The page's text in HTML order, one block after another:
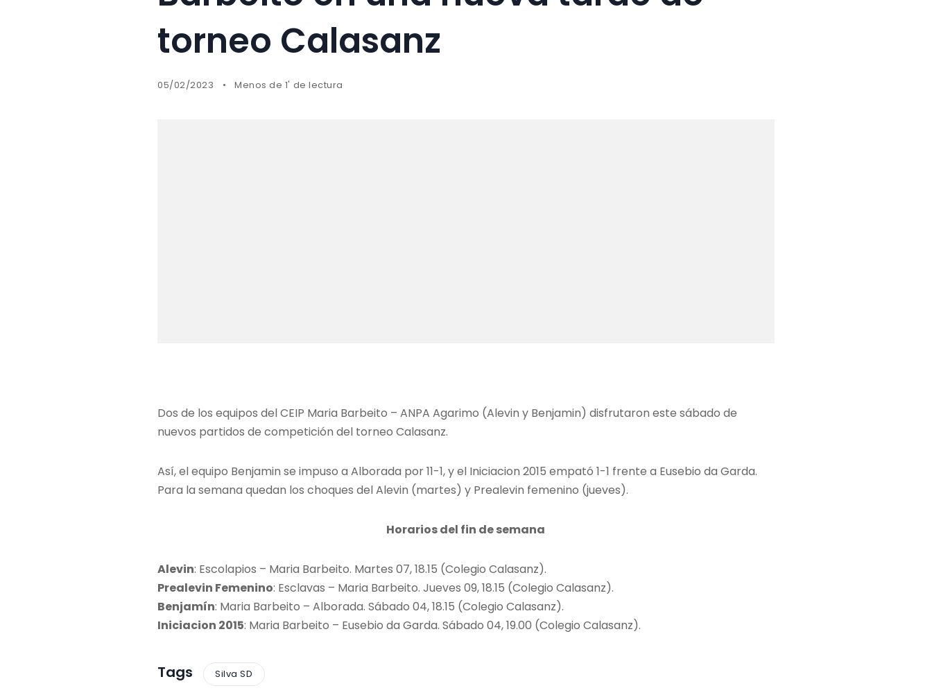
torneo Calasanz
05/02/2023 Menos de 1' de lectura
Dos de los equipos del CEIP Maria Barbeito – ANPA Agarimo (Alevin y Benjamin) disfrutaron este sábado de
nuevos partidos de competición del torneo Calasanz.
Así, el equipo Benjamin se impuso a Alborada por 11-1, y el Iniciacion 2015 empató 1-1 frente a Eusebio da Garda.
Para la semana quedan los choques del Alevin (martes) y Prealevin femenino (jueves).
Horarios del fin de semana
Alevin: Escolapios – Maria Barbeito. Martes 07, 18.15 (Colegio Calasanz).
Prealevin Femenino: Esclavas – Maria Barbeito. Jueves 09, 18.15 (Colegio Calasanz).
Benjamín: Maria Barbeito – Alborada. Sábado 04, 18.15 (Colegio Calasanz).
Iniciacion 2015: Maria Barbeito – Eusebio da Garda. Sábado 04, 19.00 (Colegio Calasanz).
Tags Silva SD